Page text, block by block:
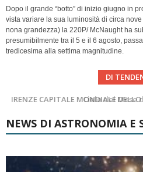
Dopo il grande “botto” di inizio giugno in
vista variare la sua luminosità di circa
nona grandezza) la 220P/ McNaught ha
presumibilmente tra il 5 e il 6 agosto,
tredicesima alla settima magnitudine.
DI
Cielo del Mese di
SUPERNOVAE
NEWS DI ASTRONOMIA E